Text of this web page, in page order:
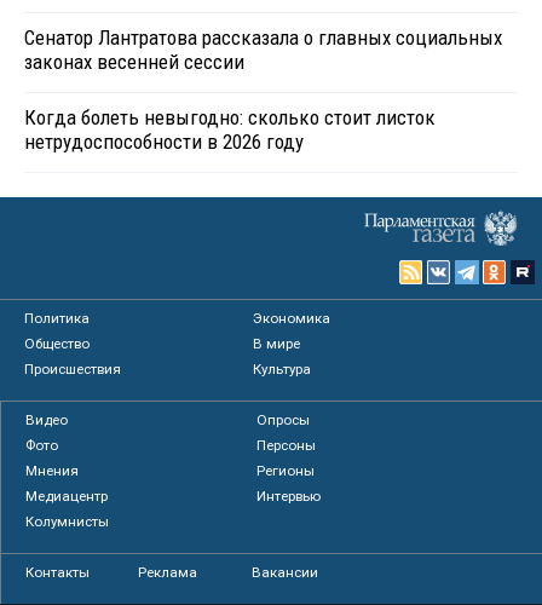
Сенатор Лантратова рассказала о главных социальных
законах весенней сессии
Когда болеть невыгодно: сколько стоит листок
нетрудоспособности в 2026 году
Политика
Экономика
Общество
В мире
Происшествия
Культура
Видео
Опросы
Фото
Персоны
Мнения
Регионы
Медиацентр
Интервью
Колумнисты
Контакты Реклама Вакансии